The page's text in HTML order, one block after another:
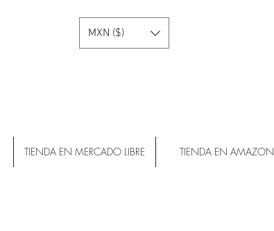
MXN ($)
TIENDA EN MERCADO LIBRE TIENDA EN AMAZON